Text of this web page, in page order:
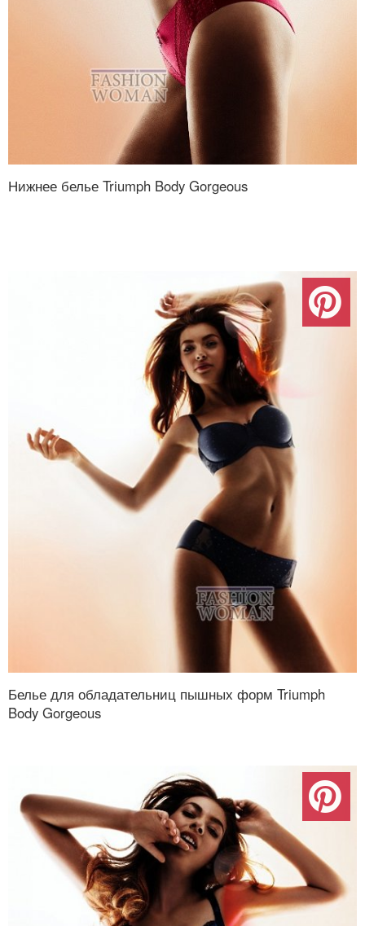
Нижнее белье Triumph Body Gorgeous
Белье для обладательниц пышных форм Triumph
Body Gorgeous